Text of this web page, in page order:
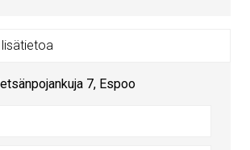
7, Espoo